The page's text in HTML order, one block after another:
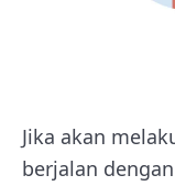
Jika akan
berjalan